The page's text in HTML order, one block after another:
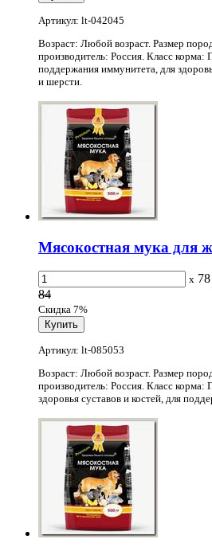
Артикул: lt-042045
Возраст: Любой возраст. Размер
производитель: Россия. Класс
поддержания иммунитета, для
и шерсти.
Мясокостная мука для
x 78
84
Скидка 7%
Артикул: lt-085053
Возраст: Любой возраст. Размер
производитель: Россия. Класс
здоровья суставов и костей, для